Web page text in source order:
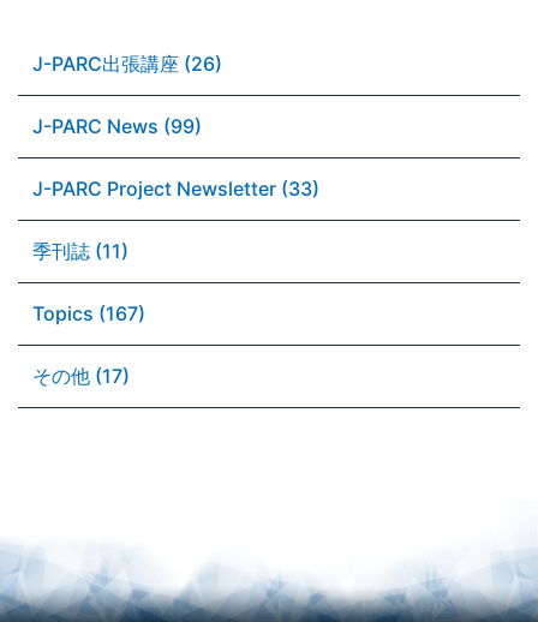
J-PARC出張講座 (26)
J-PARC News (99)
J-PARC Project Newsletter (33)
季刊誌 (11)
Topics (167)
その他 (17)